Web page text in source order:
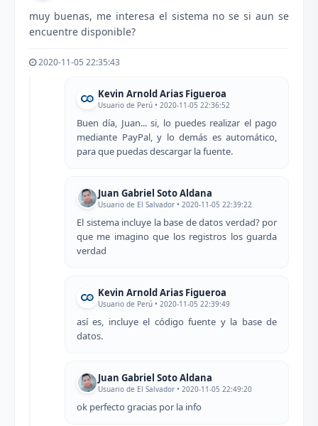
muy buenas, me interesa el sistema no se si aun se
encuentre disponible?
2020-11-05 22:35:43
Kevin Arnold Arias Figueroa
Usuario de Perú • 2020-11-05 22:36:52
Buen día, Juan... si, lo puedes realizar el pago
mediante PayPal, y lo demás es automático,
para que puedas descargar la fuente.
Juan Gabriel Soto Aldana
Usuario de El Salvador • 2020-11-05 22:39:22
El sistema incluye la base de datos verdad? por
que me imagino que los registros los guarda
verdad
Kevin Arnold Arias Figueroa
Usuario de Perú • 2020-11-05 22:39:49
así es, incluye el código fuente y la base de
datos.
Juan Gabriel Soto Aldana
Usuario de El Salvador • 2020-11-05 22:49:20
ok perfecto gracias por la info